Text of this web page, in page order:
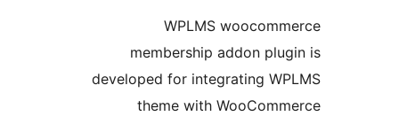
WPLMS
membership addon
developed for integrating
theme with